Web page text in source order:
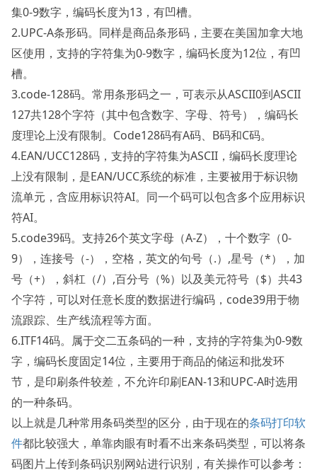
集0-9数字，编码长度为13，有凹槽。
2.UPC-A条形码。同样是商品条形码，主要在美国加拿大地
区使用，支持的字符集为0-9数字，编码长度为12位，有凹
槽。
3.code-128码。常用条形码之一，可表示从ASCII0到ASCII
127共128个字符（其中包含数字、字母、符号），编码长
度理论上没有限制。Code128码有A码、B码和C码。
4.EAN/UCC128码，支持的字符集为ASCII，编码长度理论
上没有限制，是EAN/UCC系统的标准，主要被用于标识物
流单元，含应用标识符AI。同一个码可以包含多个应用标识
符AI。
5.code39码。支持26个英文字母（A-Z），十个数字（0-
9），连接号（-），空格，英文的句号（.）,星号（*），加
号（+），斜杠（/）,百分号（%）以及美元符号（$）共43
个字符，可以对任意长度的数据进行编码，code39用于物
流跟踪、生产线流程等方面。
6.ITF14码。属于交二五条码的一种，支持的字符集为0-9数
字，编码长度固定14位，主要用于商品的储运和批发环
节，是印刷条件较差，不允许印刷EAN-13和UPC-A时选用
的一种条码。
以上就是几种常用条码类型的区分，由于现在的条码打印软
件都比较强大，单靠肉眼有时看不出来条码类型，可以将条
码图片上传到条码识别网站进行识别，有关操作可以参考：